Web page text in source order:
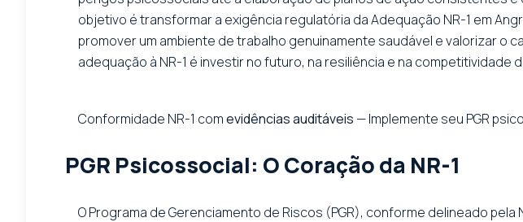
objetivo é transformar a exigência regulatória da Adequação NR-1 em
promover um ambiente de trabalho genuinamente saudável e valorizar o
adequação à NR-1 é investir no futuro, na resiliência e na competitividade
Conformidade NR-1 comevidências auditáveis — Implemente seu PGR
PGR Psicossocial: O Coração da NR-1
O Programa de Gerenciamento de Riscos (PGR), conforme delineado